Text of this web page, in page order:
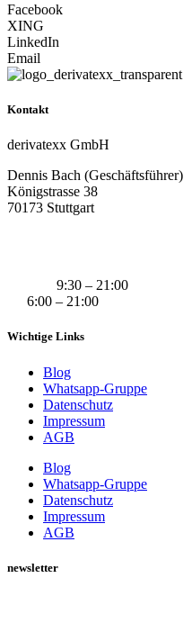
Facebook
XING
LinkedIn
Email
Kontakt
derivatexx GmbH
Dennis Bach (Geschäftsführer)
Königstrasse 38
70173 Stuttgart
9:30 – 21:00
6:00 – 21:00
Wichtige Links
Blog
Whatsapp-Gruppe
Datenschutz
Impressum
AGB
Blog
Whatsapp-Gruppe
Datenschutz
Impressum
AGB
newsletter